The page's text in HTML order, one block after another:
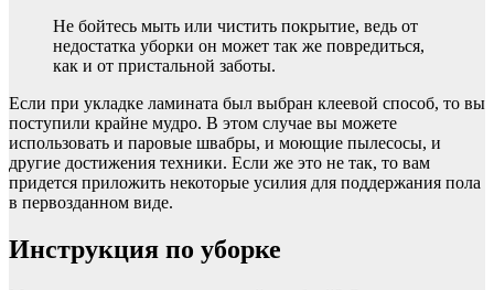
Не бойтесь мыть или чистить покрытие, ведь от
недостатка уборки он может так же повредиться,
как и от пристальной заботы.
Если при укладке ламината был выбран клеевой способ, то вы
поступили крайне мудро. В этом случае вы можете
использовать и паровые швабры, и моющие пылесосы, и
другие достижения техники. Если же это не так, то вам
придется приложить некоторые усилия для поддержания пола
в первозданном виде.
Инструкция по уборке